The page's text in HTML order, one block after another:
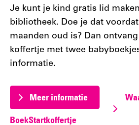
Je kunt je kind gratis lid
bibliotheek. Doe je dat
maanden oud is? Dan
koffertje met twee
informatie.
Meer informatie
BoekStartkoffertje